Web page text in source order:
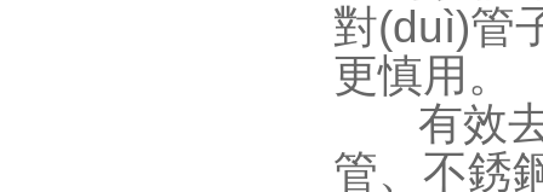
對(duì)管子
更慎用。
有效去
管、不銹